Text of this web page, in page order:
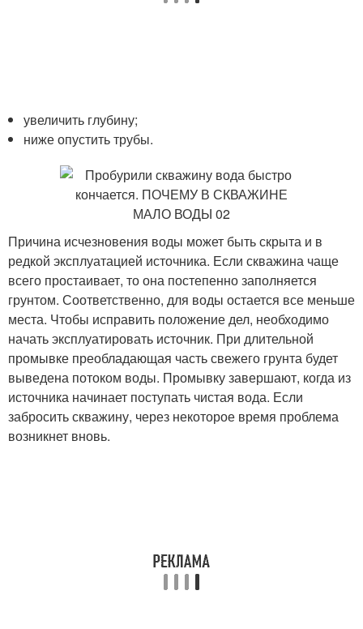
увеличить глубину;
ниже опустить трубы.
Причина исчезновения воды может быть скрыта и в
редкой эксплуатацией источника. Если скважина чаще
всего простаивает, то она постепенно заполняется
грунтом. Соответственно, для воды остается все меньше
места. Чтобы исправить положение дел, необходимо
начать эксплуатировать источник. При длительной
промывке преобладающая часть свежего грунта будет
выведена потоком воды. Промывку завершают, когда из
источника начинает поступать чистая вода. Если
забросить скважину, через некоторое время проблема
возникнет вновь.